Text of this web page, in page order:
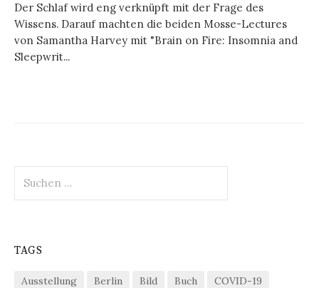
Der Schlaf wird eng verknüpft mit der Frage des
Wissens. Darauf machten die beiden Mosse-Lectures
von Samantha Harvey mit "Brain on Fire: Insomnia and
Sleepwrit...
nach:
TAGS
Ausstellung Berlin Bild Buch
COVID-19